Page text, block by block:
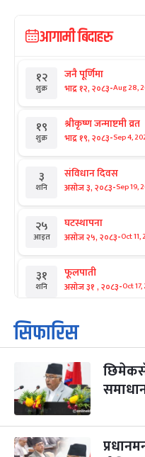
आगामी बिदाहरु
१२
शुक्र
जनै पूर्णिमा
भाद्र १२, २०८३-Aug 28,
१९
शुक्र
श्रीकृष्ण जन्माष्टमी व्रत
भाद्र १९, २०८३-Sep 4,
३
शनि
संविधान दिवस
असोज ३, २०८३-Sep 19,
२५
आइत
घटस्थापना
असोज २५, २०८३-Oct 11,
३१
शनि
फूलपाती
असोज ३१ , २०८३-Oct
१
आइत
कार्तिक सङ्क्रान्ति
कार्तिक १, २०८३
३
मंगल
महानवमी
कार्तिक ३, २०८३-Oct
४
बुध कार्तिक ४, २०८३ Oct
सिफारिस